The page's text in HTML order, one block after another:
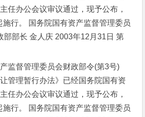
任办公会议审议通过，现予公布，
施行。 国务院国有资产监督管理委员
部部长 金人庆 2003年12月31日 第
监督管理委员会财政部令(第3号)
让管理暂行办法》已经国务院国有资
任办公会议审议通过，现予公布，
施行。 国务院国有资产监督管理委员